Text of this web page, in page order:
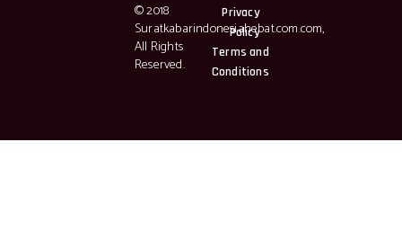
© 2018
Suratkabarindonesiahebat.com.com,
All Rights
Reserved.
Privacy
Policy
Terms and
Conditions